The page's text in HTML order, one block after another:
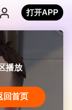
打开APP
播放
回首页